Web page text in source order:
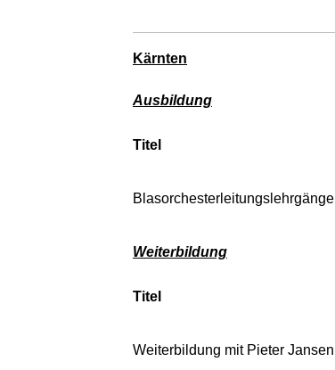
Kärnten
Ausbildung
Titel
Blasorchesterleitungslehrgänge
Weiterbildung
Titel
Weiterbildung mit Pieter Jansen